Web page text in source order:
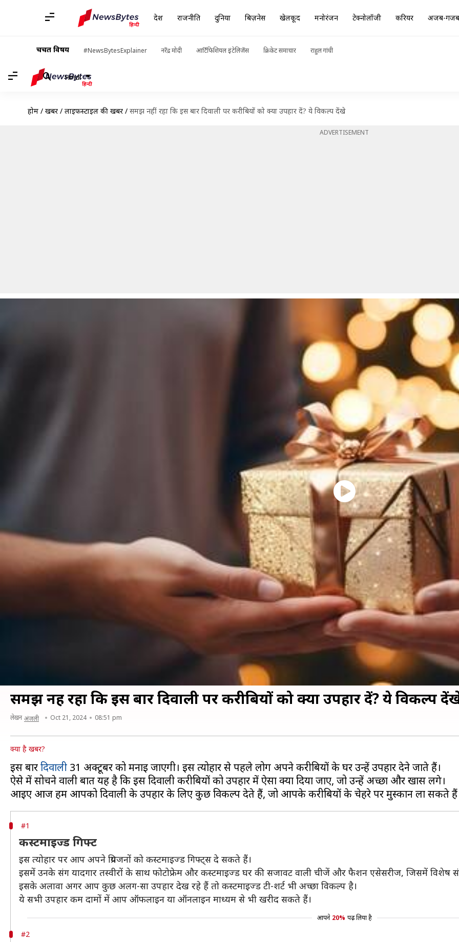
देश राजनीति दुनिया बिज़नेस खेलकूद मनोरंजन टेक्नोलॉजी करियर अजब-गजब
चर्चित विषय #NewsBytesExplainer नरेंद्र मोदी आर्टिफिशियल इंटेलिजेंस क्रिकेट समाचार राहुल गांधी
Hindi
होम / खबरें / लाइफस्टाइल की खबरें / समझ नहीं रहा कि इस बार दिवाली पर करीबियों को क्या उपहार दें? ये विकल्प देंखे
ADVERTISEMENT
समझ नहीं रहा कि इस बार दिवाली पर करीबियों को क्या उपहार दें? ये विकल्प
लेखन अंजली Oct 21, 2024 08:51 pm
क्या है खबर?
इस बारदिवाली 31 अक्टूबर को मनाई जाएगी। इस त्योहार से पहले लोग अपने करीबियों के घर उन्हें उपहार देने जाते हैं।
ऐसे में सोचने वाली बात यह है कि इस दिवाली करीबियों को उपहार में ऐसा क्या दिया जाए, जो उन्हें अच्छा और खास लगे।
#1
कस्टमाइज्ड गिफ्ट
इस त्योहार पर आप अपने प्रियजनों को कस्टमाइज्ड गिफ्ट्स दे सकते हैं।
इसमें उनके संग यादगार तस्वीरों के साथ फोटोफ्रेम और कस्टमाइज्ड घर की सजावट वाली चीजें और फैशन एसेसरीज, जिसमें विशेष
इसके अलावा अगर आप कुछ अलग-सा उपहार देख रहे हैं तो कस्टमाइज्ड टी-शर्ट भी अच्छा विकल्प है।
ये सभी उपहार कम दामों में आप ऑफलाइन या ऑनलाइन माध्यम से भी खरीद सकते हैं।
आपने 20% पढ़ लिया है
#2